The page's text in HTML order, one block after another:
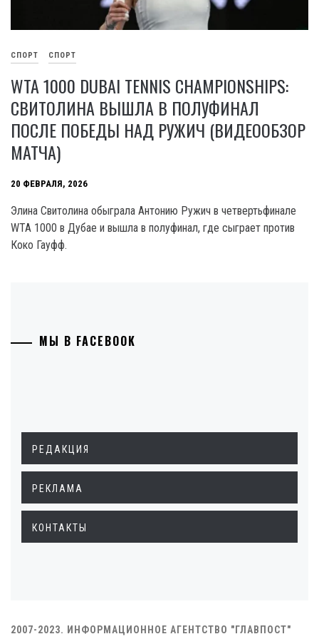
СПОРТ СПОРТ
WTA 1000 DUBAI TENNIS CHAMPIONSHIPS:
СВИТОЛИНА ВЫШЛА В ПОЛУФИНАЛ
ПОСЛЕ ПОБЕДЫ НАД РУЖИЧ (ВИДЕООБЗОР
МАТЧА)
20 ФЕВРАЛЯ, 2026
Элина Свитолина обыграла Антонию Ружич в четвертьфинале
WTA 1000 в Дубае и вышла в полуфинал, где сыграет против
Коко Гауфф.
МЫ В FACEBOOK
РЕДАКЦИЯ
РЕКЛАМА
КОНТАКТЫ
2007-2023. ИНФОРМАЦИОННОЕ АГЕНТСТВО "ГЛАВПОСТ"